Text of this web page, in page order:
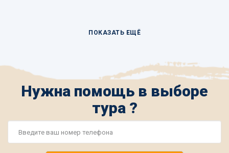
ПОКАЗАТЬ ЕЩЁ
Нужна помощь в выборе
тура ?